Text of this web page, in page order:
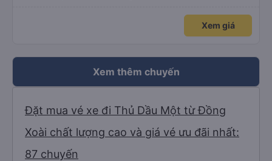
Xem giá
Xem thêm chuyến
Đặt mua vé xe đi Thủ Dầu Một từ Đồng
Xoài chất lượng cao và giá vé ưu đãi nhất:
87 chuyến